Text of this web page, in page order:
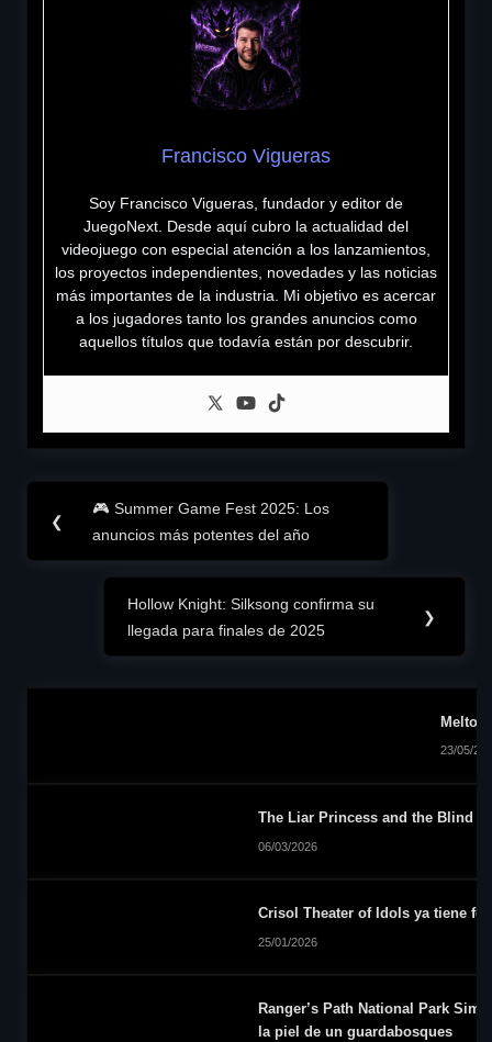
Francisco Vigueras
Soy Francisco Vigueras, fundador y editor de
JuegoNext. Desde aquí cubro la actualidad del
videojuego con especial atención a los lanzamientos,
los proyectos independientes, novedades y las noticias
más importantes de la industria. Mi objetivo es acercar
a los jugadores tanto los grandes anuncios como
aquellos títulos que todavía están por descubrir.
Navegación
de
entradas
❮
Previous
Post:
🎮 Summer Game Fest 2025: Los
anuncios más potentes del año
Next
Post:
Hollow Knight: Silksong confirma su
llegada para finales de 2025
❯
23/05/
The Liar Princess and the Blind
06/03/2026
Crisol Theater of Idols ya tiene
25/01/2026
Ranger’s Path National Park
la piel de un guardabosques